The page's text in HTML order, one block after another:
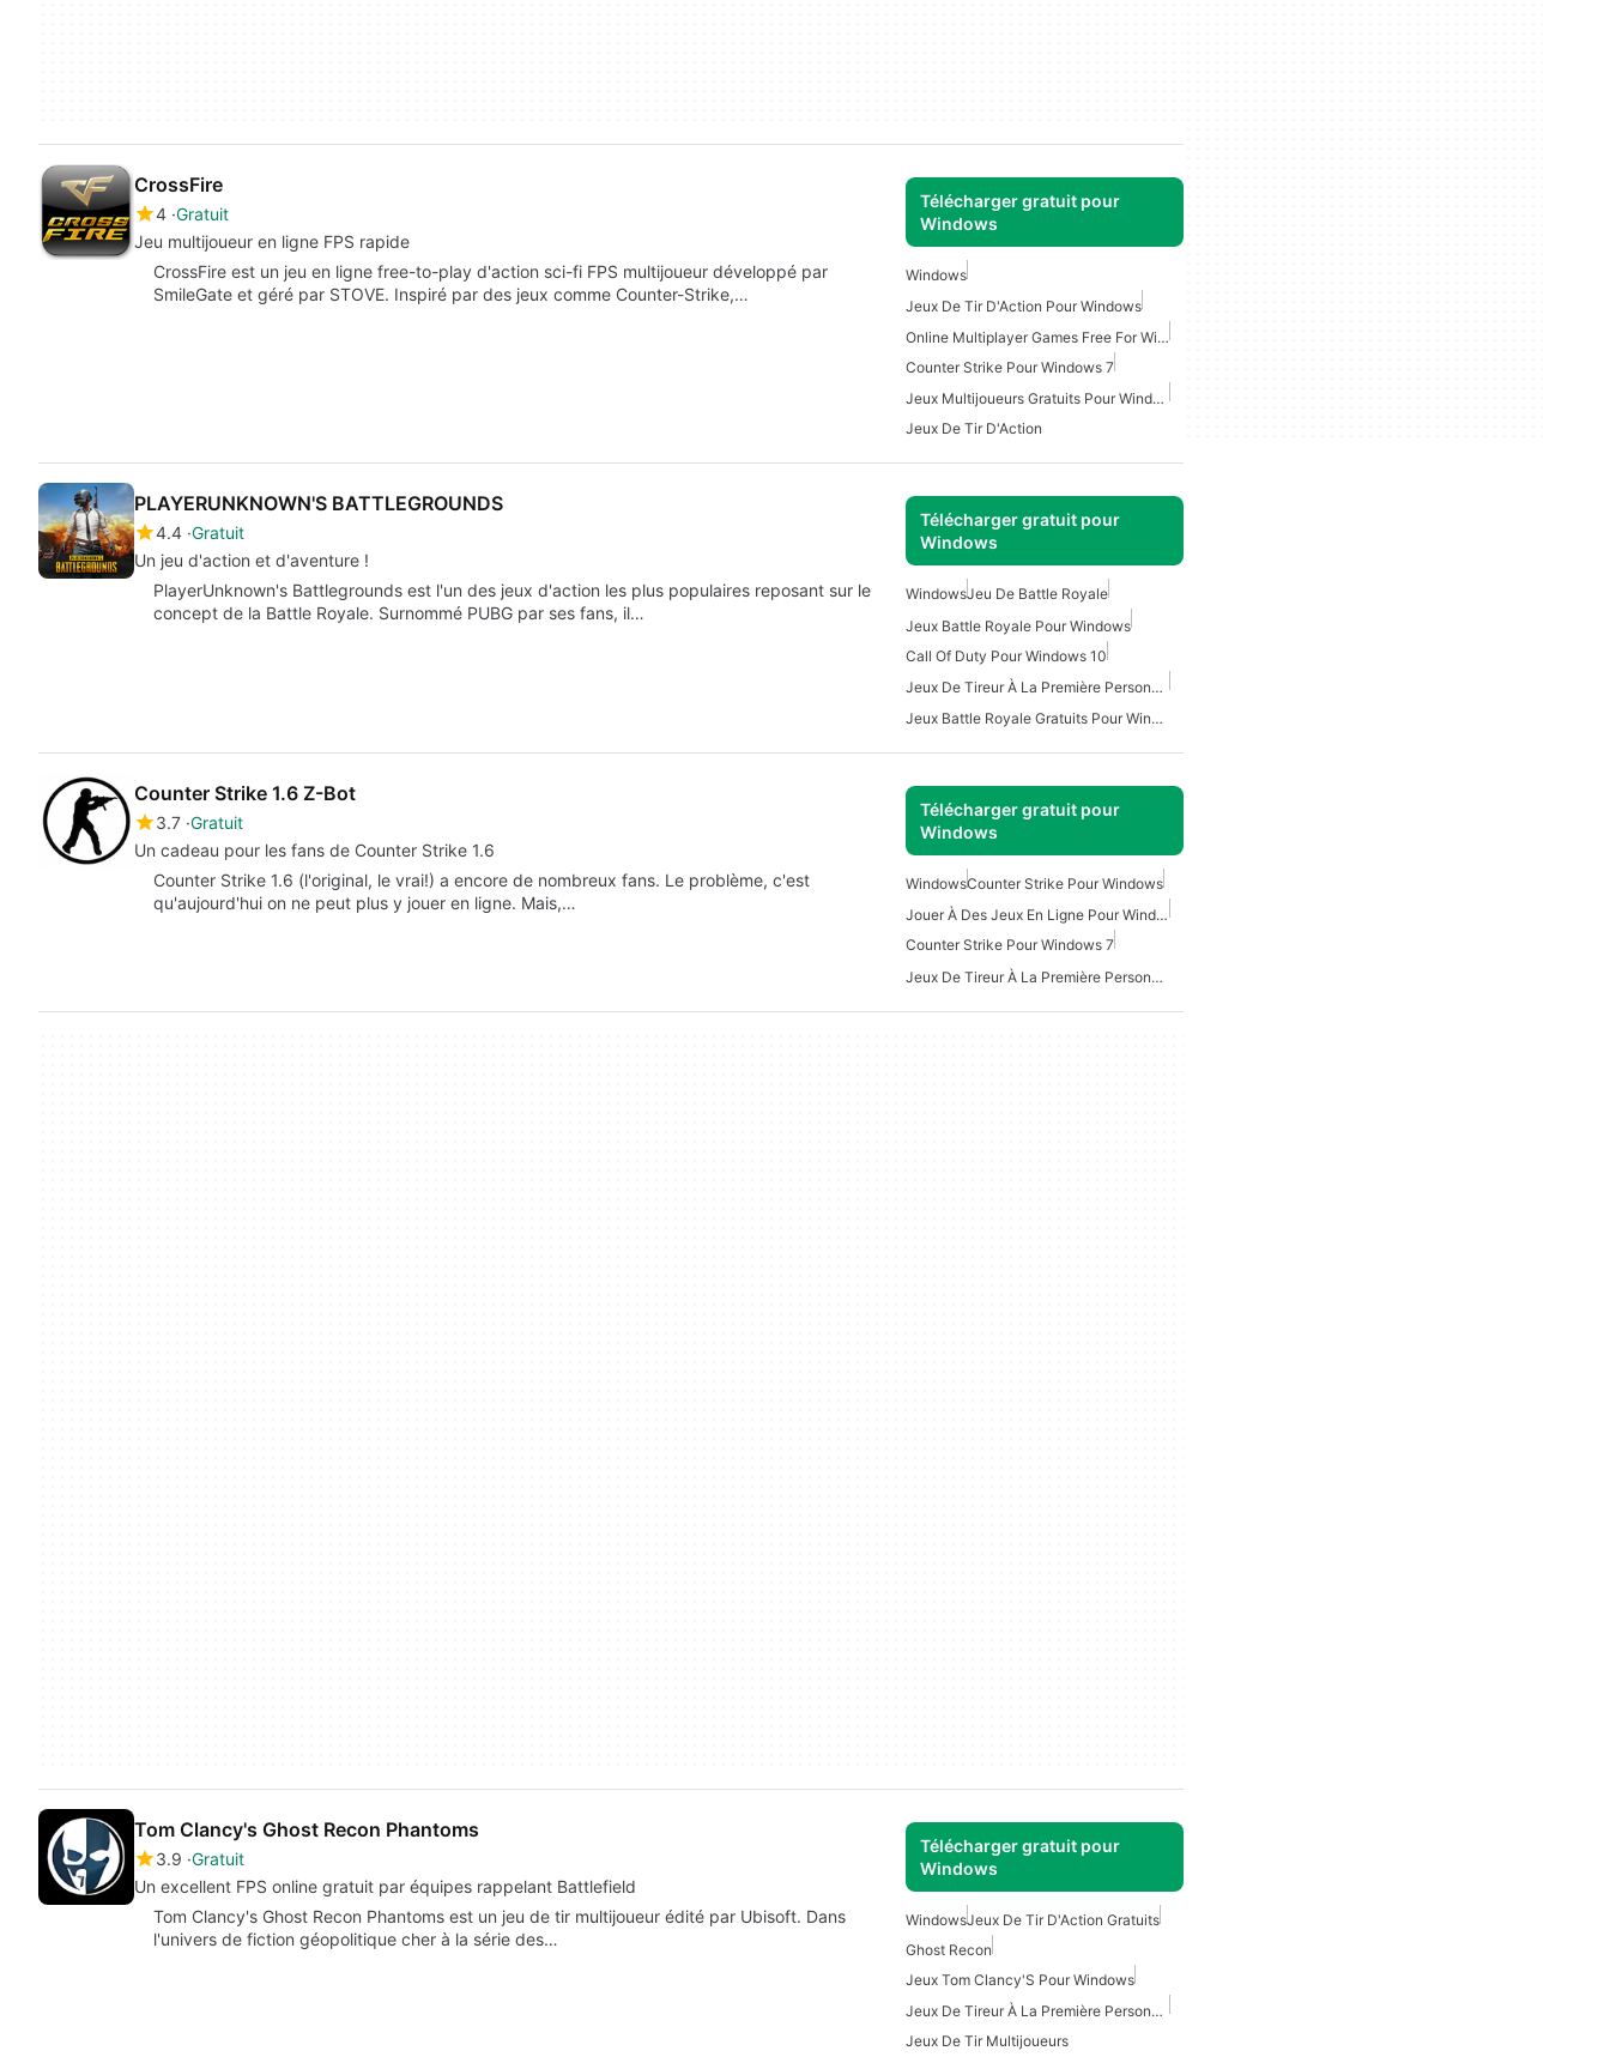
CrossFire
4 Gratuit
Jeu multijoueur en ligne FPS rapide
Télécharger gratuit pour
Windows
CrossFire est un jeu en ligne free-to-play d'action sci-fi FPS multijoueur développé par
SmileGate et géré par STOVE. Inspiré par des jeux comme Counter-Strike,…
Windows
Jeux De Tir D'Action Pour Windows
Online Multiplayer Games Free For Windows
Counter Strike Pour Windows 7
Jeux Multijoueurs Gratuits Pour Windows
Jeux De Tir D'Action
PLAYERUNKNOWN'S BATTLEGROUNDS
4.4 Gratuit
Un jeu d'action et d'aventure !
Télécharger gratuit pour
Windows
PlayerUnknown's Battlegrounds est l'un des jeux d'action les plus populaires reposant sur le
concept de la Battle Royale. Surnommé PUBG par ses fans, il…
WindowsJeu De Battle Royale
Jeux Battle Royale Pour Windows
Call Of Duty Pour Windows 10
Jeux De Tireur À La Première Personne Pour Windows
Jeux Battle Royale Gratuits Pour Windows
Counter Strike 1.6 Z-Bot
3.7 Gratuit
Un cadeau pour les fans de Counter Strike 1.6
Télécharger gratuit pour
Windows
Counter Strike 1.6 (l'original, le vrai!) a encore de nombreux fans. Le problème, c'est
qu'aujourd'hui on ne peut plus y jouer en ligne. Mais,…
WindowsCounter Strike Pour Windows
Jouer À Des Jeux En Ligne Pour Windows 7
Counter Strike Pour Windows 7
Jeux De Tireur À La Première Personne Gratuits Pour Windows
Tom Clancy's Ghost Recon Phantoms
3.9 Gratuit
Un excellent FPS online gratuit par équipes rappelant Battlefield
Télécharger gratuit pour
Windows
Tom Clancy's Ghost Recon Phantoms est un jeu de tir multijoueur édité par Ubisoft. Dans
l'univers de fiction géopolitique cher à la série des…
WindowsJeux De Tir D'Action Gratuits
Ghost Recon
Jeux Tom Clancy'S Pour Windows
Jeux De Tireur À La Première Personne Gratuits Pour Windows
Jeux De Tir Multijoueurs